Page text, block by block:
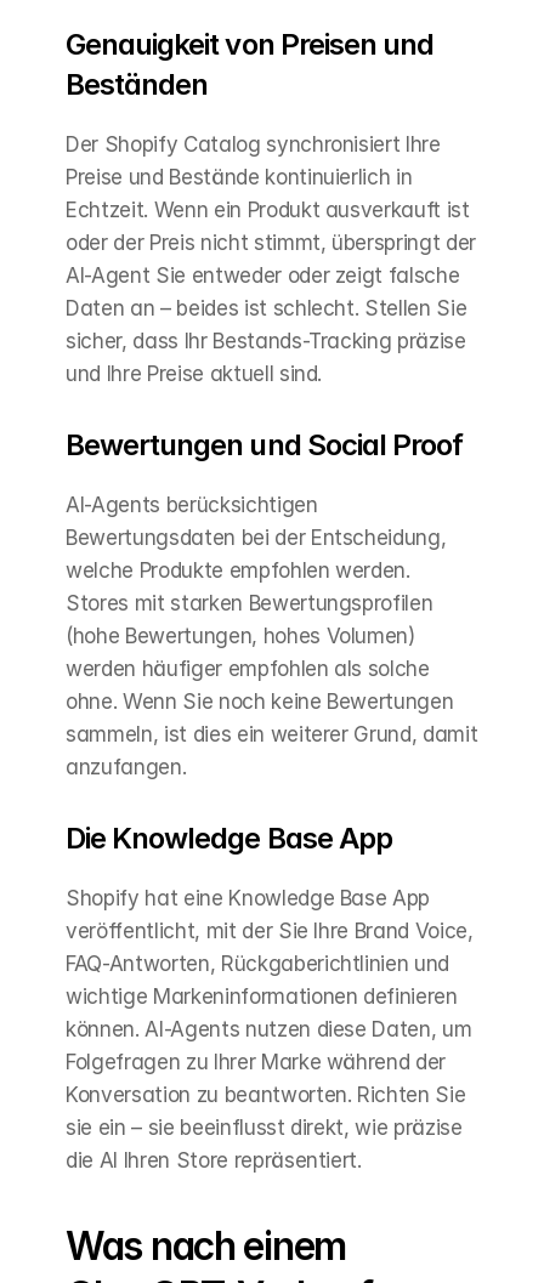
Genauigkeit von Preisen und
Beständen
Der Shopify Catalog synchronisiert Ihre
Preise und Bestände kontinuierlich in
Echtzeit. Wenn ein Produkt ausverkauft ist
oder der Preis nicht stimmt, überspringt der
AI-Agent Sie entweder oder zeigt falsche
Daten an – beides ist schlecht. Stellen Sie
sicher, dass Ihr Bestands-Tracking präzise
und Ihre Preise aktuell sind.
Bewertungen und Social Proof
AI-Agents berücksichtigen
Bewertungsdaten bei der Entscheidung,
welche Produkte empfohlen werden.
Stores mit starken Bewertungsprofilen
(hohe Bewertungen, hohes Volumen)
werden häufiger empfohlen als solche
ohne. Wenn Sie noch keine Bewertungen
sammeln, ist dies ein weiterer Grund, damit
anzufangen.
Die Knowledge Base App
Shopify hat eine Knowledge Base App
veröffentlicht, mit der Sie Ihre Brand Voice,
FAQ-Antworten, Rückgaberichtlinien und
wichtige Markeninformationen definieren
können. AI-Agents nutzen diese Daten, um
Folgefragen zu Ihrer Marke während der
Konversation zu beantworten. Richten Sie
sie ein – sie beeinflusst direkt, wie präzise
die AI Ihren Store repräsentiert.
Was nach einem